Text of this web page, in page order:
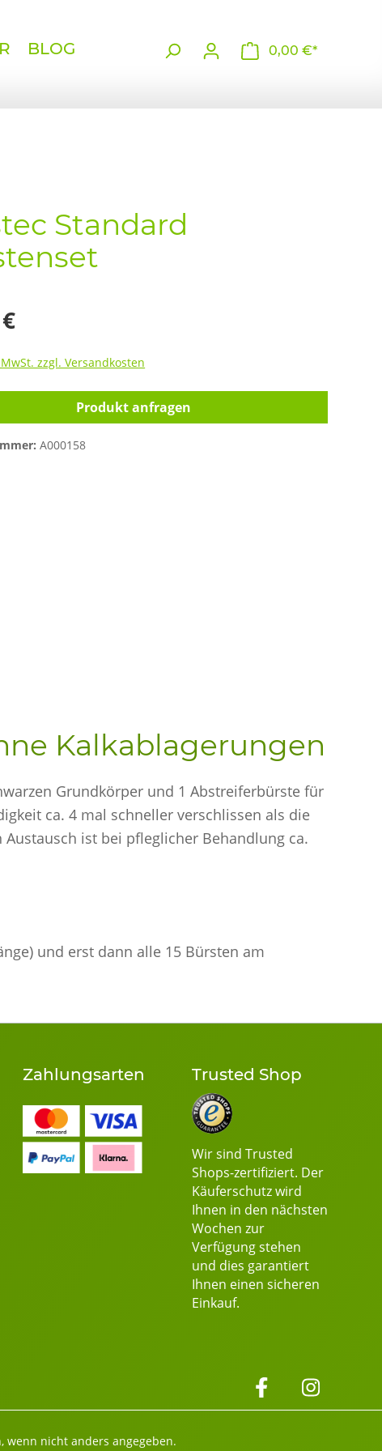
BLOG 0,00 €*
Standard
zzgl. Versandkosten
Produkt anfragen
A000158
Kalkablagerungen
Grundkörper und 1 Abstreiferbürste für
ca. 4 mal schneller verschlissen als die
ist bei pfleglicher Behandlung ca.
und erst dann alle 15 Bürsten am
Zahlungsarten Trusted Shop
Wir sind Trusted
Shops-zertifiziert. Der
Käuferschutz wird
Ihnen in den nächsten
Wochen zur
Verfügung stehen
und dies garantiert
Ihnen einen sicheren
Einkauf.
wenn nicht anders angegeben.